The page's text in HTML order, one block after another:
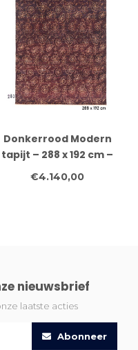
Donkerrood Modern
tapijt – 288 x 192 cm –
Handgeknoopt wollen
vloerkleed
€4.140,00
nieuwsbrief
laatste acties
Abonneer